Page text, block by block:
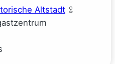
Altstadt